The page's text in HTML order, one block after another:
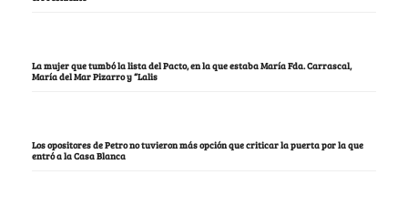
La mujer que tumbó la lista del Pacto, en la que estaba María Fda. Carrascal,
María del Mar Pizarro y “Lalis
Los opositores de Petro no tuvieron más opción que criticar la puerta por la que
entró a la Casa Blanca